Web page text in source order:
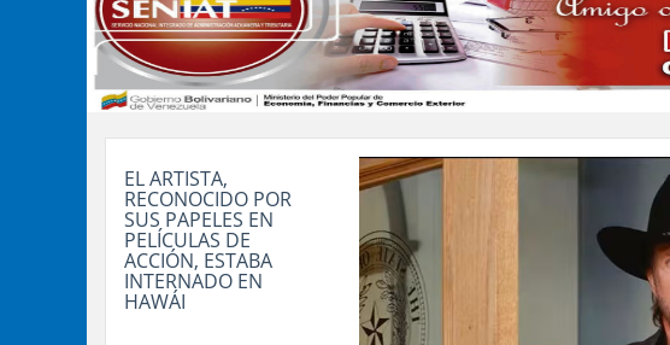
EL ARTISTA,
RECONOCIDO POR
SUS PAPELES EN
PELÍCULAS DE
ACCIÓN, ESTABA
INTERNADO EN
HAWÁI